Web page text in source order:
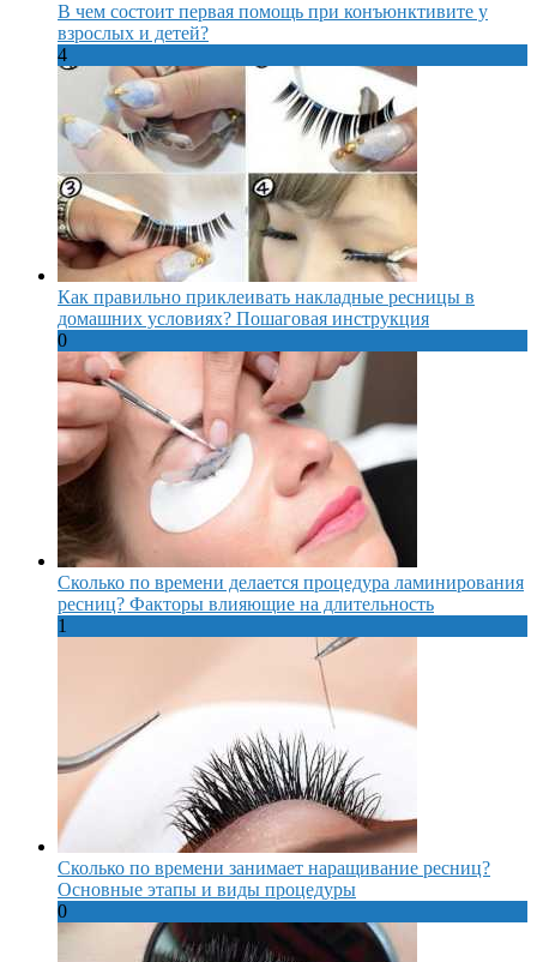
В чем состоит первая помощь при конъюнктивите у
взрослых и детей?
4
Как правильно приклеивать накладные ресницы в
домашних условиях? Пошаговая инструкция
0
Сколько по времени делается процедура ламинирования
ресниц? Факторы влияющие на длительность
1
Сколько по времени занимает наращивание ресниц?
Основные этапы и виды процедуры
0